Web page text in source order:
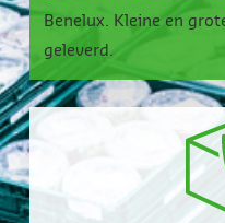
Benelux. Kleine en
geleverd.